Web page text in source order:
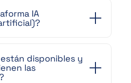
IA
disponibles y
las